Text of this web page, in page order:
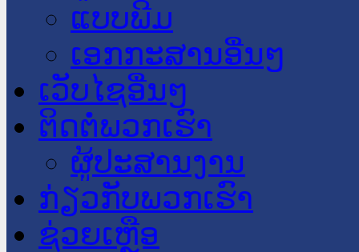
ແບບພີມ
ເອກກະສານອື່ນໆ
ເວັບໄຊອື່ນໆ
ຕິດຕໍ່ພວກເຮົາ
ຜູ້ປະສານງານ
ກ່ຽວກັບພວກເຮົາ
ຊ່ວຍເຫຼືອ